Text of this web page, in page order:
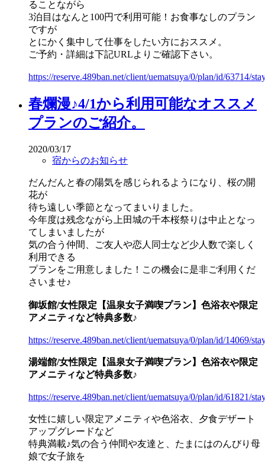
ることながら
3泊目はなんと100円で利用可能！お食事なしのプラン
ですが
とにかく集中して仕事をしたい方におススメ。
ご予約・詳細は下記URLよりご確認下さい。
https://reserve.489ban.net/client/uematsuya/0/plan/id/63714/
春爛漫♪4/1から利用可能なオススメ
プランのご紹介。
2020/03/17
宿からのお知らせ
だんだんと春の陽気を感じられるようになり、桜の開
花が
待ち遠しい季節となってまいりました。
今年度は残念ながら上田城の千本桜祭りは中止となっ
てしまいましたが
気の合う仲間、ご友人や恋人同士など少人数で楽しく
利用できる
プランをご用意しました！この機会に是非ご利用くだ
さいませ♪
御坂館/女性限定【温泉女子満喫プラン】色浴衣や限定
アメニティなど特典多数♪
https://reserve.489ban.net/client/uematsuya/0/plan/id/14069/
湯端館/女性限定【温泉女子満喫プラン】色浴衣や限定
アメニティなど特典多数♪
https://reserve.489ban.net/client/uematsuya/0/plan/id/61821/
女性に嬉しい限定アメニティや色浴衣、夕食デザート
アップグレードなど
特典満載♪気の合う仲間や友達と、たまにはのんびり母
娘で女子旅を